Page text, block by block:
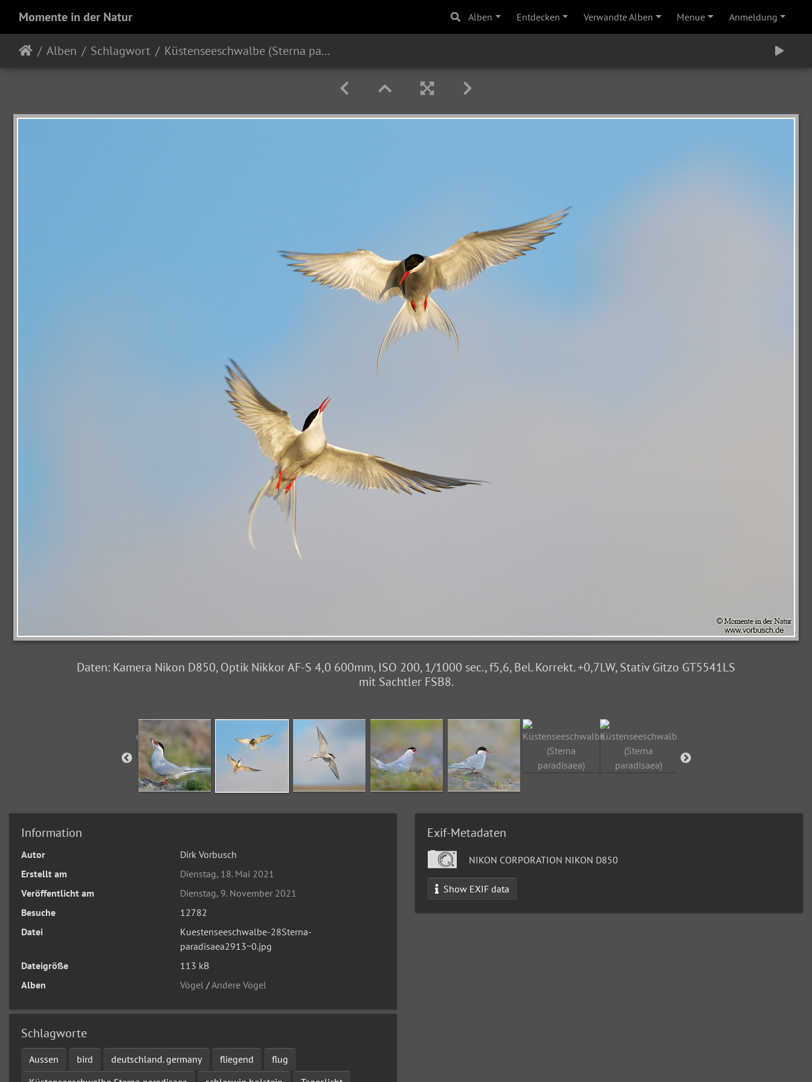
Momente in der Natur Alben Entdecken Verwandte Alben Menue Anmeldung
Alben Schlagwort Küstenseeschwalbe (Sterna paradisaea)
Daten: Kamera Nikon D850, Optik Nikkor AF-S 4,0 600mm, ISO 200, 1/1000 sec., f5,6, Bel. Korrekt. +0,7LW, Stativ Gitzo GT5541LS
mit Sachtler FSB8.
Information
Autor
Dirk Vorbusch
Erstellt am
Dienstag, 18. Mai 2021
Veröffentlicht am
Dienstag, 9. November 2021
Besuche
12782
Datei
Kuestenseeschwalbe-28Sterna-
paradisaea2913~0.jpg
Dateigröße
113 kB
Alben
Vögel /Andere Vögel
Schlagworte
Aussen bird deutschland. germany fliegend
flug
Exif-Metadaten
NIKON CORPORATION NIKON D850
Show EXIF data